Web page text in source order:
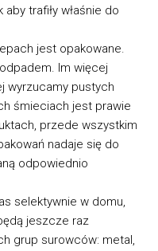
trafiły właśnie do
jest opakowane.
Im więcej
wyrzucamy pustych
śmieciach jest prawie
przede wszystkim
nadaje się do
odpowiednio
selektywnie w domu,
jeszcze raz
grup surowców: metal,